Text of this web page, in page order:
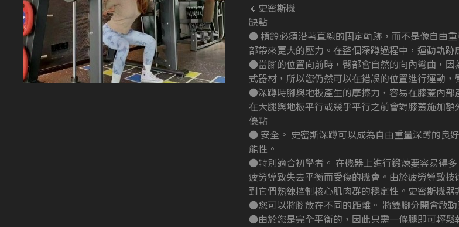
🔸史密斯機
缺點
● 槓鈴必須沿著直線的固定軌跡，而不是像自由
部帶來更大的壓力。在整個深蹲過程中，運動軌跡
●當腳的位置向前時，臀部會自然的向內彎曲，
式器材，所以您仍然可以在錯誤的位置進行運動
●深蹲時腳與地板產生的摩擦力，容易在膝蓋內
在大腿與地板平行或幾乎平行之前會對膝蓋施加
優點
● 安全。 史密斯深蹲可以成為自由重量深蹲的良
能性。
●特別適合初學者。 在機器上進行鍛煉要容易得
疲勞導致失去平衡而受傷的機會。由於疲勞導致
到它們熟練控制核心肌肉群的穩定性。史密斯機器
●您可以將腳放在不同的距離。 將雙腳分開會啟
●由於您是完全平衡的，因此只需一條腿即可輕鬆